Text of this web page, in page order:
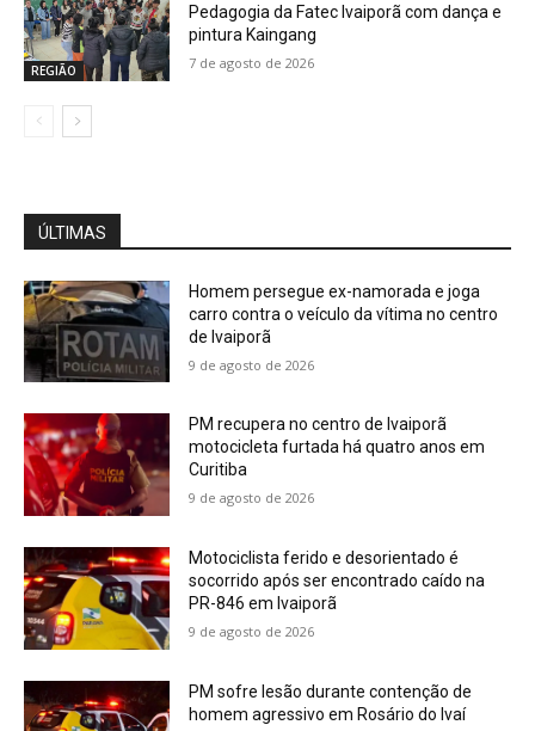
REGIÃO
Pedagogia da Fatec Ivaiporã com dança e
pintura Kaingang
7 de agosto de 2026
ÚLTIMAS
Homem persegue ex-namorada e joga
carro contra o veículo da vítima no centro
de Ivaiporã
9 de agosto de 2026
PM recupera no centro de Ivaiporã
motocicleta furtada há quatro anos em
Curitiba
9 de agosto de 2026
Motociclista ferido e desorientado é
socorrido após ser encontrado caído na
PR-846 em Ivaiporã
9 de agosto de 2026
PM sofre lesão durante contenção de
homem agressivo em Rosário do Ivaí